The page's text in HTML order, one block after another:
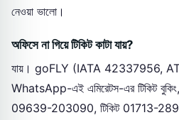
নেওয়া ভালো।
অফিসে না গিয়ে টিকিট কাটা যায়?
যায়। goFLY (IATA 42337956,
WhatsApp-এই এমিরেটস-এর টিকিট
09639-203090, টিকিট 01713-